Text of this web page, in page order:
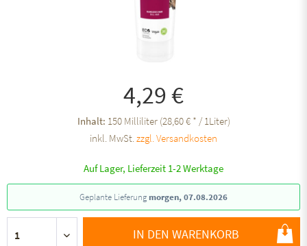
4,29 €
Inhalt: 150 Milliliter (28,60 € * / 1Liter)
inkl. MwSt.zzgl. Versandkosten
Auf Lager, Lieferzeit 1-2 Werktage
Geplante Lieferungmorgen, 07.08.2026
IN DEN WARENKORB